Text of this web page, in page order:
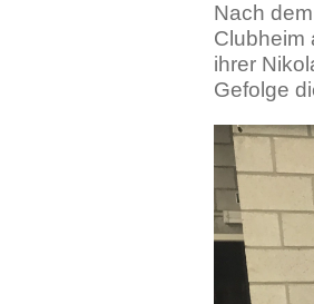
Nach
Clubheim
ihrer
Gefolge